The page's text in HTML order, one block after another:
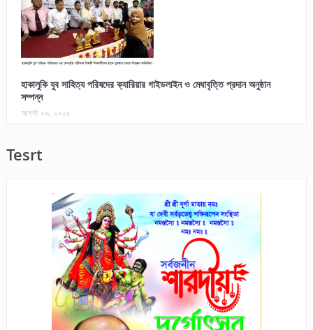
হাকালুকি যুব সাহিত্য পরিষদের ক্যারিয়ার গাইডলাইন ও মেধাবৃত্তি প্রদান অনুষ্ঠান
সম্পন্ন
আগস্ট ০৬, ২০২৬
Tesrt